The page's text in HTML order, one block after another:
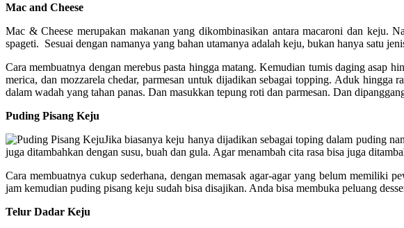
Mac and Cheese
Mac & Cheese merupakan makanan yang dikombinasikan antara macaroni dan keju.
spageti. Sesuai dengan namanya yang bahan utamanya adalah keju, bukan hanya satu
Cara membuatnya dengan merebus pasta hingga matang. Kemudian tumis daging asap
merica, dan mozzarela chedar, parmesan untuk dijadikan sebagai topping. Aduk
dalam wadah yang tahan panas. Dan masukkan tepung roti dan parmesan. Dan
Puding Pisang Keju
Jika biasanya keju hanya dijadikan sebagai toping dalam puding
juga ditambahkan dengan susu, buah dan gula. Agar menambah cita rasa bisa juga
Cara membuatnya cukup sederhana, dengan memasak agar-agar yang belum memiliki
jam kemudian puding pisang keju sudah bisa disajikan. Anda bisa membuka peluang
Telur Dadar Keju